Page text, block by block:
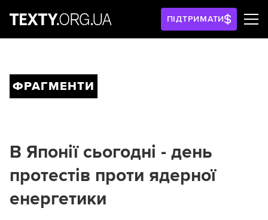
ПІДТРИМАТИ
ФРАГМЕНТИ
В Японії сьогодні - день
протестів проти ядерної
енергетики